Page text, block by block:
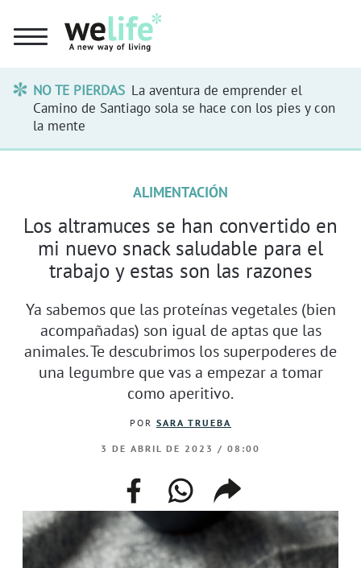
NO TE PIERDAS La aventura de emprender el
Camino de Santiago sola se hace con los pies y con
la mente
ALIMENTACIÓN
Los altramuces se han convertido en
mi nuevo snack saludable para el
trabajo y estas son las razones
Ya sabemos que las proteínas vegetales (bien
acompañadas) son igual de aptas que las
animales. Te descubrimos los superpoderes de
una legumbre que vas a empezar a tomar
como aperitivo.
POR SARA TRUEBA
3 DE ABRIL DE 2023 / 08:00
facebookwhatsappcompartir
enlace